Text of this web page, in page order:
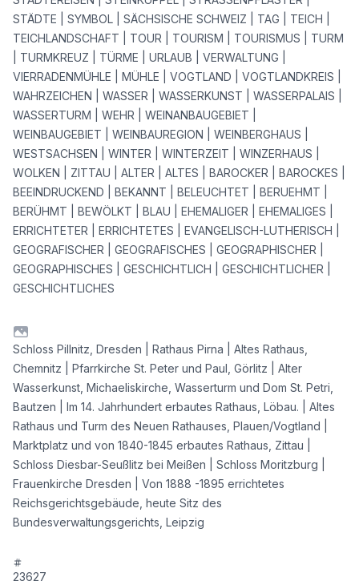
STÄDTE | SYMBOL | SÄCHSISCHE SCHWEIZ | TAG | TEICH |
TEICHLANDSCHAFT | TOUR | TOURISM | TOURISMUS | TURM
| TURMKREUZ | TÜRME | URLAUB | VERWALTUNG |
VIERRADENMÜHLE | MÜHLE | VOGTLAND | VOGTLANDKREIS |
WAHRZEICHEN | WASSER | WASSERKUNST | WASSERPALAIS |
WASSERTURM | WEHR | WEINANBAUGEBIET |
WEINBAUGEBIET | WEINBAUREGION | WEINBERGHAUS |
WESTSACHSEN | WINTER | WINTERZEIT | WINZERHAUS |
WOLKEN | ZITTAU | ALTER | ALTES | BAROCKER | BAROCKES |
BEEINDRUCKEND | BEKANNT | BELEUCHTET | BERUEHMT |
BERÜHMT | BEWÖLKT | BLAU | EHEMALIGER | EHEMALIGES |
ERRICHTETER | ERRICHTETES | EVANGELISCH-LUTHERISCH |
GEOGRAFISCHER | GEOGRAFISCHES | GEOGRAPHISCHER |
GEOGRAPHISCHES | GESCHICHTLICH | GESCHICHTLICHER |
GESCHICHTLICHES
Schloss Pillnitz, Dresden | Rathaus Pirna | Altes Rathaus,
Chemnitz | Pfarrkirche St. Peter und Paul, Görlitz | Alter
Wasserkunst, Michaeliskirche, Wasserturm und Dom St. Petri,
Bautzen | Im 14. Jahrhundert erbautes Rathaus, Löbau. | Altes
Rathaus und Turm des Neuen Rathauses, Plauen/Vogtland |
Marktplatz und von 1840-1845 erbautes Rathaus, Zittau |
Schloss Diesbar-Seußlitz bei Meißen | Schloss Moritzburg |
Frauenkirche Dresden | Von 1888 -1895 errichtetes
Reichsgerichtsgebäude, heute Sitz des
Bundesverwaltungsgerichts, Leipzig
23627